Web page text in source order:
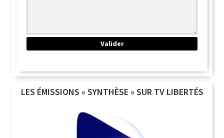
LES ÉMISSIONS « SYNTHÈSE » SUR TV LIBERTÉS